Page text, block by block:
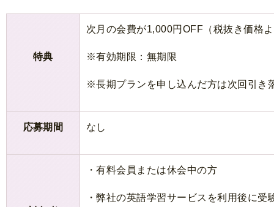
特典
次月の会費が1,000円OFF（税抜き価格
※有効期限：無期限
※長期プランを申し込んだ方は次回引き
応募期間 なし
・有料会員または休会中の方
・弊社の英語学習サービスを利用後に